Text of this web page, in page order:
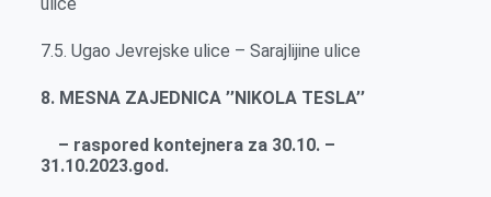
7.5. Ugao Jevrejske ulice – Sarajlijine ulice
8. MESNA ZAJEDNICA ’’NIKOLA TESLA’’
– raspored kontejnera za 30.10. –
31.10.2023.god.